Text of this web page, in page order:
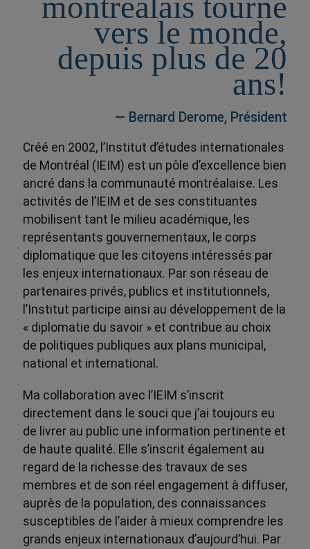
vers le monde,
depuis plus de 20
ans!
— Bernard Derome, Président
Créé en 2002, l’Institut d’études internationales
de Montréal (IEIM) est un pôle d’excellence bien
ancré dans la communauté montréalaise. Les
activités de l’IEIM et de ses constituantes
mobilisent tant le milieu académique, les
représentants gouvernementaux, le corps
diplomatique que les citoyens intéressés par
les enjeux internationaux. Par son réseau de
partenaires privés, publics et institutionnels,
l’Institut participe ainsi au développement de la
« diplomatie du savoir » et contribue au choix
de politiques publiques aux plans municipal,
national et international.
Ma collaboration avec l’IEIM s’inscrit
directement dans le souci que j’ai toujours eu
de livrer au public une information pertinente et
de haute qualité. Elle s’inscrit également au
regard de la richesse des travaux de ses
membres et de son réel engagement à diffuser,
auprès de la population, des connaissances
susceptibles de l’aider à mieux comprendre les
grands enjeux internationaux d’aujourd’hui. Par